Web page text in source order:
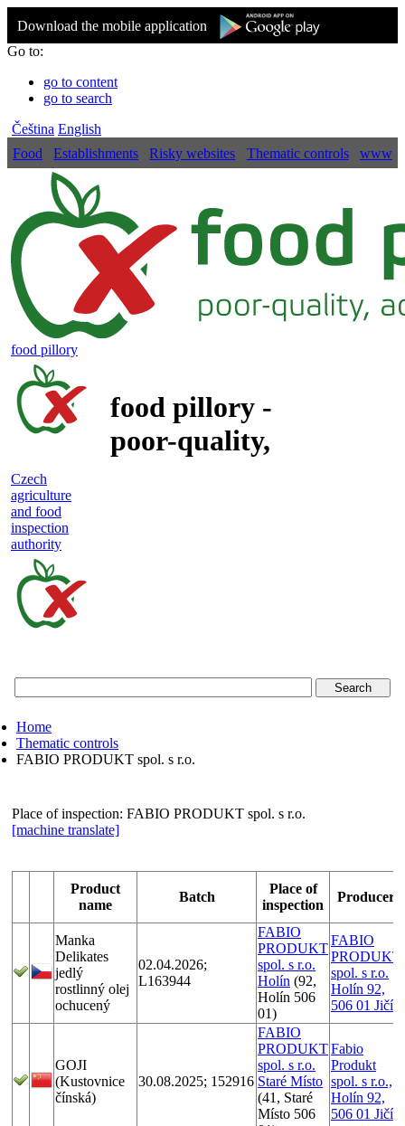
Download the mobile application
Go to:
go to content
go to search
Čeština English
Food
Establishments Risky websites Thematic controls www
food pillory
food pillory -
poor-quality,
Czech
agriculture
and food
inspection
authority
food
inspection
authority
Home
Thematic controls
FABIO PRODUKT spol. s r.o.
Place of inspection: FABIO PRODUKT spol. s r.o.
[machine translate]
Product
name
Batch
Place of
inspection
Producer
Manka
Delikates
jedlý
rostlinný olej
ochucený
02.04.2026;
L163944
FABIO
PRODUKT
spol. s r.o.
Holín (92,
Holín 506
01)
FABIO
PRODUKT
spol. s r.o.
Holín 92,
506 01 Jičín
GOJI
(Kustovnice
čínská)
30.08.2025; 152916
FABIO
PRODUKT
spol. s r.o.
Staré Místo
(41, Staré
Místo 506
Fabio
Produkt
spol. s r.o.,
Holín 92,
506 01 Jičín